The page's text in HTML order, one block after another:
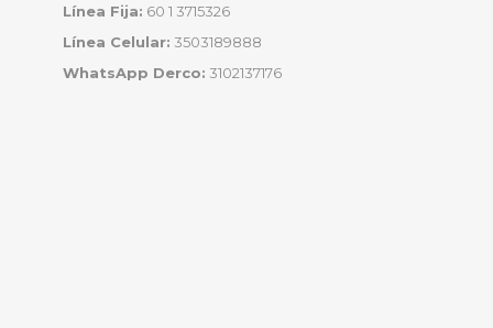
Línea Fija: 60 1 3715326
Línea Celular: 3503189888
WhatsApp Derco: 3102137176